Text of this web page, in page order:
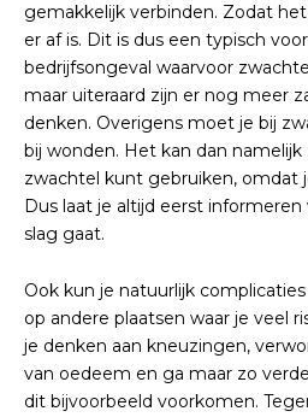
gemakkelijk verbinden. Zodat
er af is. Dit is dus een typisch
bedrijfsongeval waarvoor
maar uiteraard zijn er nog meer
denken. Overigens moet je bij
bij wonden. Het kan dan
zwachtel kunt gebruiken, omdat
Dus laat je altijd eerst
slag gaat.
Ook kun je natuurlijk
op andere plaatsen waar je veel
je denken aan kneuzingen,
van oedeem en ga maar zo
dit bijvoorbeeld voorkomen.